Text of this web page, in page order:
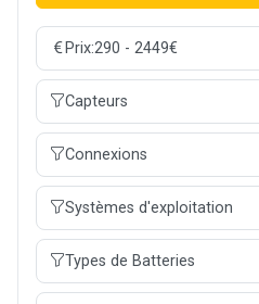
Prix:290 - 2449€
Capteurs
Connexions
Systèmes d'exploitation
Types de Batteries